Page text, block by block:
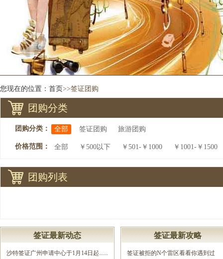
您现在的位置： 首页>>签证团购
团购分类
团购分类： 全部 签证团购 旅游团购
价格范围： 全部 ￥500以下 ￥501-￥1000 ￥1001-￥1500
团购列表
签证最新动态
沙特签证广州申请中心于1月14日起......
签证最新攻略
签证被拒的N个雷区看看你遇到过